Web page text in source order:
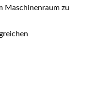
Maschinenraum zu